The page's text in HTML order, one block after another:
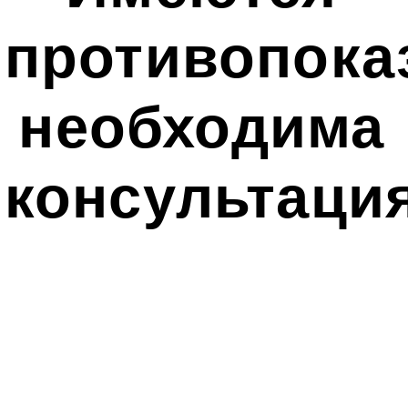
необходима